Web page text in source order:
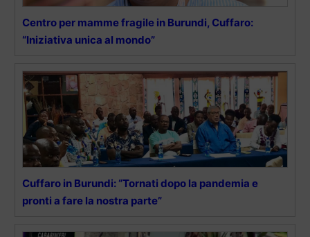
Centro per mamme fragile in Burundi, Cuffaro:
“Iniziativa unica al mondo”
Cuffaro in Burundi: “Tornati dopo la pandemia e
pronti a fare la nostra parte”